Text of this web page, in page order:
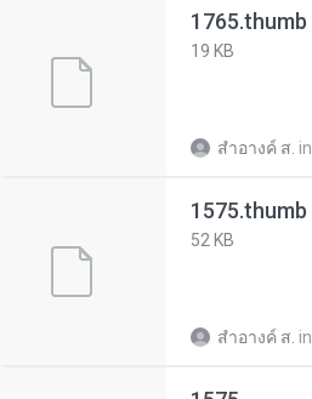
1765.thumb
19 KB
สำอางค์ ส. in
1575.thumb
52 KB
สำอางค์ ส. in